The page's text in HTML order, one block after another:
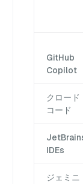
GitHub
Copilot
クロード
コード
IDEs
ジェミニ